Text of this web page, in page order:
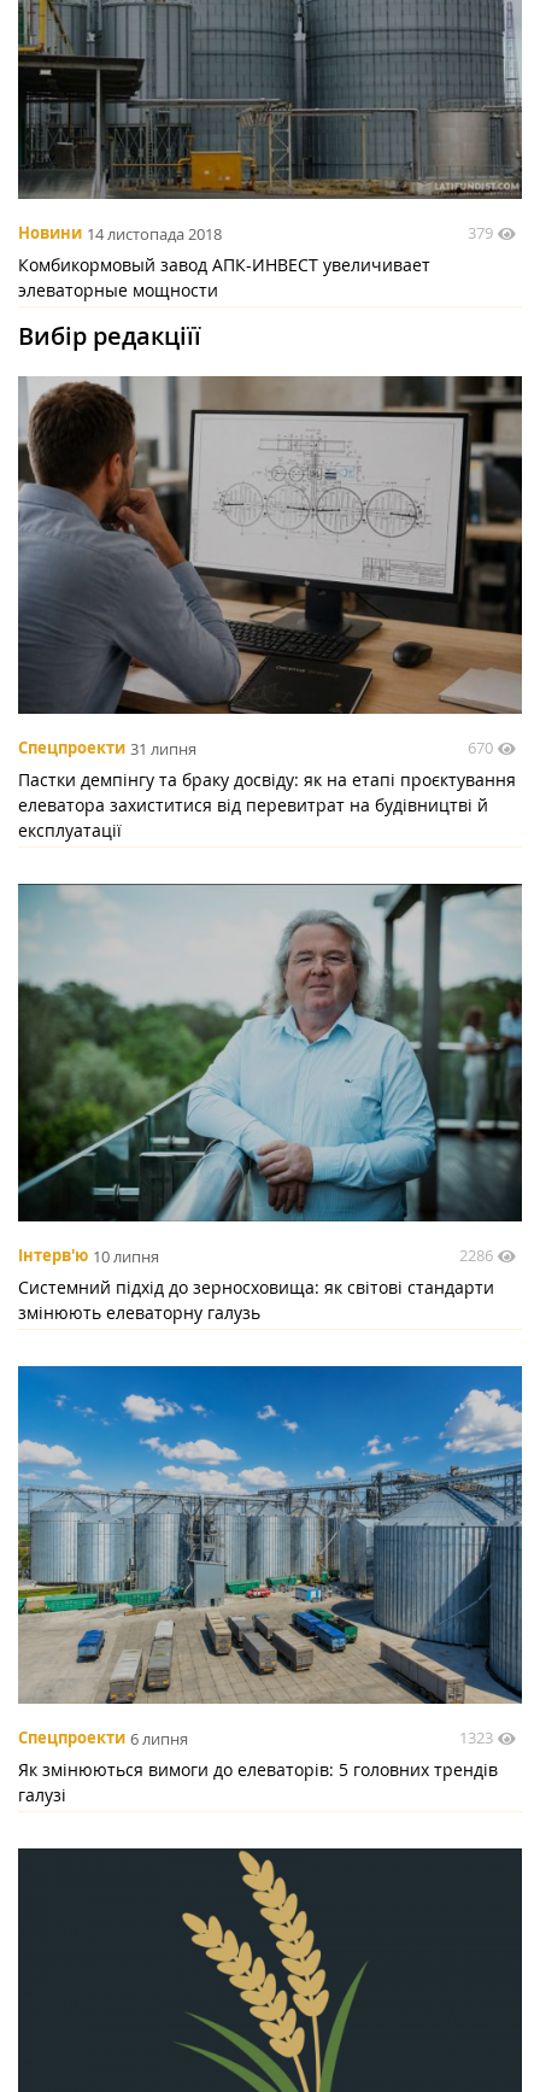
Новини 14 листопада 2018 379
Комбикормовый завод АПК-ИНВЕСТ увеличивает
элеваторные мощности
Вибір редакціїї
Спецпроекти 31 липня 670
Пастки демпінгу та браку досвіду: як на етапі проєктування
елеватора захиститися від перевитрат на будівництві й
експлуатації
Інтерв'ю 10 липня 2286
Системний підхід до зерносховища: як світові стандарти
змінюють елеваторну галузь
Спецпроекти 6 липня 1323
Як змінюються вимоги до елеваторів: 5 головних трендів
галузі